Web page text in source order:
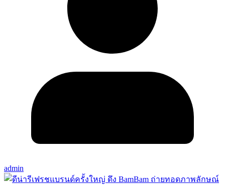
admin